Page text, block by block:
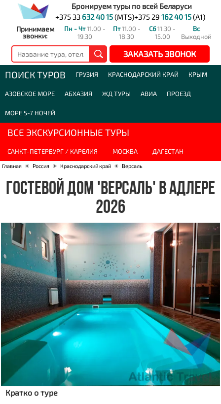
Бронируем туры по всей Беларуси
+375 33 632 40 15(MTS)+375 29 162 40 15(A1)
Принимаем
звонки:
Пн - Чт11.00 -
19.30
Пт11.00 -
18.30
Сб11.30 -
15.00
Вс
Выходной
ЗАКАЗАТЬ ЗВОНОК
ПОИСК ТУРОВ ГРУЗИЯ КРАСНОДАРСКИЙ КРАЙ КРЫМ
АЗОВСКОЕ МОРЕ АБХАЗИЯ ЖД ТУРЫ АВИА ПРОЕЗД
МОРЕ 5-7 НОЧЕЙ
ВСЕ ЭКСКУРСИОННЫЕ ТУРЫ
САНКТ-ПЕТЕРБУРГ / КАРЕЛИЯ МОСКВА ДАГЕСТАН
Главная ☀ Россия ☀ Краснодарский край ☀ Версаль
ГОСТЕВОЙ ДОМ 'ВЕРСАЛЬ' В АДЛЕРЕ
2026
Кратко о туре